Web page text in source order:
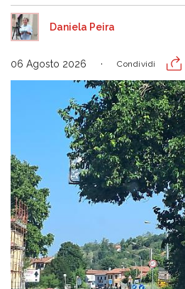
Daniela Peira
06 Agosto 2026 Condividi